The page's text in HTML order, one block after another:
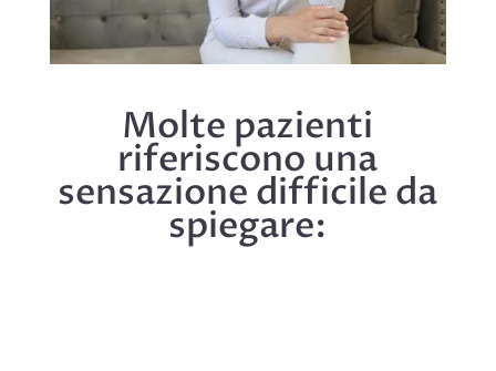
Molte pazienti
riferiscono una
sensazione difficile da
spiegare: